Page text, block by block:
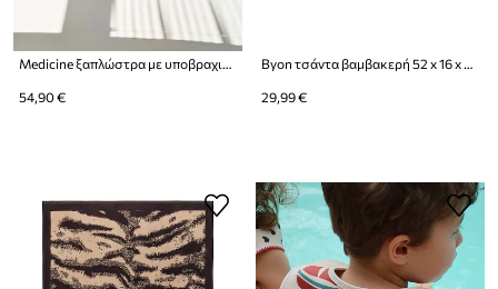
Medicine ξαπλώστρα με υποβραχιόνιο από ξύλο οξιάς
54,90 €
Byon τσάντα βαμβακερή 52 x 16 x 42 cm
29,99 €